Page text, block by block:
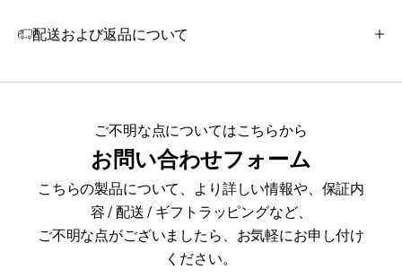
配送および返品について
ご不明な点についてはこちらから
お問い合わせフォーム
こちらの製品について、より詳しい情報や、保証内
容 / 配送 / ギフトラッピングなど、
ご不明な点がございましたら、お気軽にお申し付け
ください。